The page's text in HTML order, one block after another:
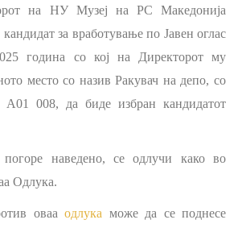
на НУ Музеј на РС Македонија
за вработување по Јавен оглас
година со кој на Директорот му
место со назив Ракувач на депо, со
008, да биде избран кандидатот
наведено, се одлучи како во
Одлука.
оваа одлука можеда се поднесе